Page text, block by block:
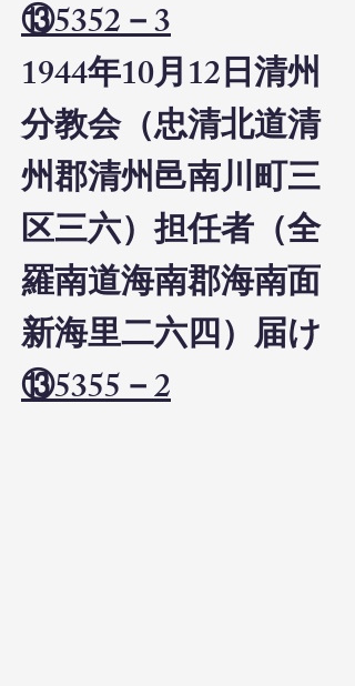
⑬5352－3
1944年10月12日清州
分教会（忠清北道清
州郡清州邑南川町三
区三六）担任者（全
羅南道海南郡海南面
新海里二六四）届け
⑬5355－2